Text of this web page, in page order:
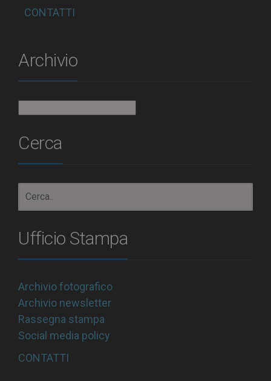
CONTATTI
Archivio
Cerca
Ufficio Stampa
Archivio fotografico
Archivio newsletter
Rassegna stampa
Social media policy
CONTATTI